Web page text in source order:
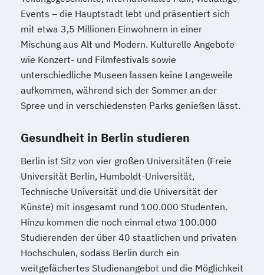
Events – die Hauptstadt lebt und präsentiert sich
mit etwa 3,5 Millionen Einwohnern in einer
Mischung aus Alt und Modern. Kulturelle Angebote
wie Konzert- und Filmfestivals sowie
unterschiedliche Museen lassen keine Langeweile
aufkommen, während sich der Sommer an der
Spree und in verschiedensten Parks genießen lässt.
Gesundheit in Berlin studieren
Berlin ist Sitz von vier großen Universitäten (Freie
Universität Berlin, Humboldt-Universität,
Technische Universität und die Universität der
Künste) mit insgesamt rund 100.000 Studenten.
Hinzu kommen die noch einmal etwa 100.000
Studierenden der über 40 staatlichen und privaten
Hochschulen, sodass Berlin durch ein
weitgefächertes Studienangebot und die Möglichkeit